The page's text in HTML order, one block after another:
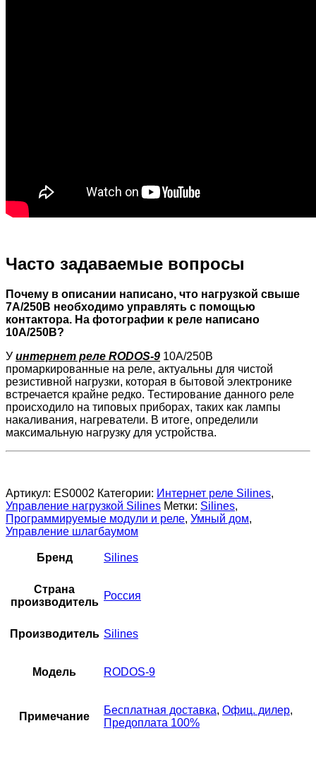
Часто задаваемые вопросы
Почему в описании написано, что нагрузкой свыше
7А/250В необходимо управлять с помощью
контактора. На фотографии к реле написано
10А/250В?
У интернет реле RODOS-9 10А/250В
промаркированные на реле, актуальны для чистой
резистивной нагрузки, которая в бытовой электронике
встречается крайне редко. Тестирование данного реле
происходило на типовых приборах, таких как лампы
накаливания, нагреватели. В итоге, определили
максимальную нагрузку для устройства.
Артикул: ES0002 Категории: Интернет реле Silines,
Управление нагрузкой Silines Метки: Silines,
Программируемые модули и реле, Умный дом,
Управление шлагбаумом
Бренд Silines
Страна
производитель
Россия
Производитель Silines
Модель RODOS-9
Примечание
Бесплатная доставка, Офиц. дилер,
Предоплата 100%